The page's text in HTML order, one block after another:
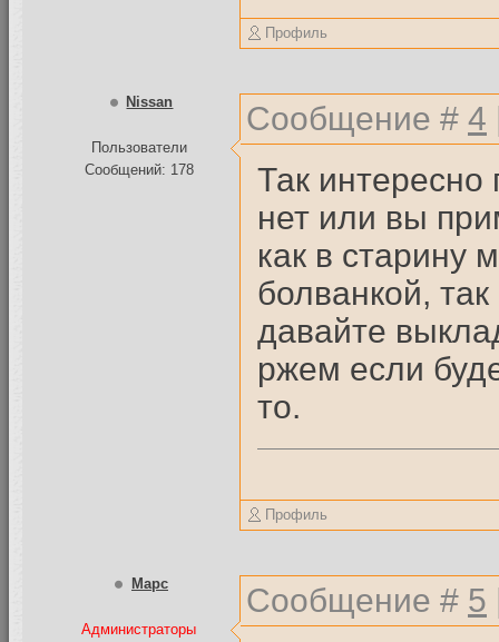
Профиль
Nissan
Пользователи
Сообщений: 178
Сообщение # 4
Так интересно
нет или вы
как в старину
болванкой,
давайте
ржем если
то.
Профиль
Mapc
Администраторы
Сообщение # 5